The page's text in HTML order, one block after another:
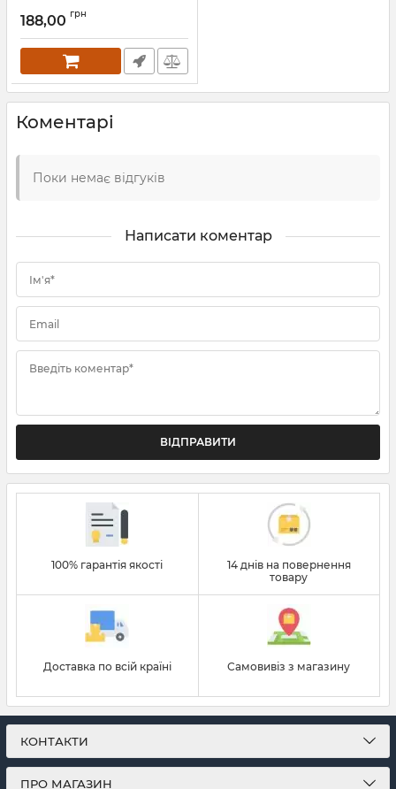
188,00 грн
Коментарі
Поки немає відгуків
Написати коментар
Ім'я*
Email
Введіть коментар*
ВІДПРАВИТИ
100% гарантія якості
14 днів на повернення
товару
Доставка по всій країні Самовивіз з магазину
КОНТАКТИ
ПРО МАГАЗИН